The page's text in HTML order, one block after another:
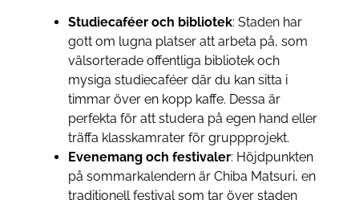
Studiecaféer och bibliotek: Staden har
gott om lugna platser att arbeta på, som
välsorterade offentliga bibliotek och
mysiga studiecaféer där du kan sitta i
timmar över en kopp kaffe. Dessa är
perfekta för att studera på egen hand eller
träffa klasskamrater för gruppprojekt.
Evenemang och festivaler: Höjdpunkten
på sommarkalendern är Chiba Matsuri, en
traditionell festival som tar över staden